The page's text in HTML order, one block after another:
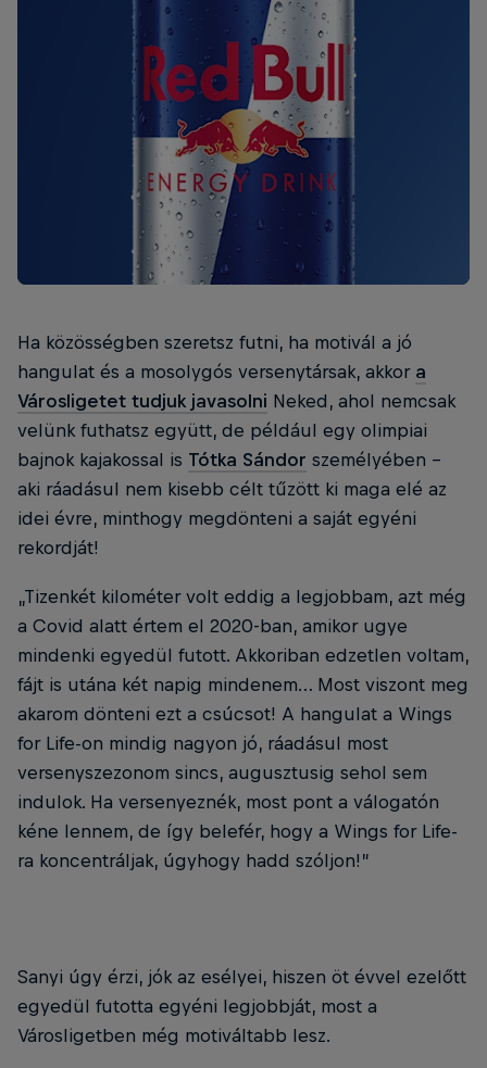
Ha közösségben szeretsz futni, ha motivál a jó
hangulat és a mosolygós versenytársak, akkor a
Városligetet tudjuk javasolni Neked, ahol nemcsak
velünk futhatsz együtt, de például egy olimpiai
bajnok kajakossal is Tótka Sándor személyében –
aki ráadásul nem kisebb célt tűzött ki maga elé az
idei évre, minthogy megdönteni a saját egyéni
rekordját!
„Tizenkét kilométer volt eddig a legjobbam, azt még
a Covid alatt értem el 2020-ban, amikor ugye
mindenki egyedül futott. Akkoriban edzetlen voltam,
fájt is utána két napig mindenem… Most viszont meg
akarom dönteni ezt a csúcsot! A hangulat a Wings
for Life-on mindig nagyon jó, ráadásul most
versenyszezonom sincs, augusztusig sehol sem
indulok. Ha versenyeznék, most pont a válogatón
kéne lennem, de így belefér, hogy a Wings for Life-
ra koncentráljak, úgyhogy hadd szóljon!”
Sanyi úgy érzi, jók az esélyei, hiszen öt évvel ezelőtt
egyedül futotta egyéni legjobbját, most a
Városligetben még motiváltabb lesz.